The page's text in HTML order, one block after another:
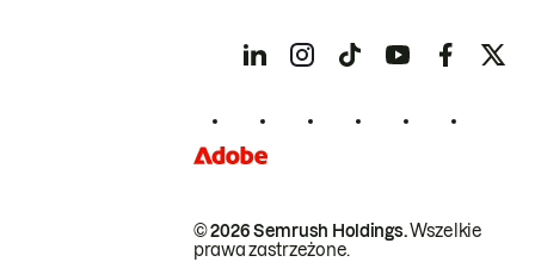
© 2026 Semrush Holdings.Wszelkie
prawa zastrzeżone.